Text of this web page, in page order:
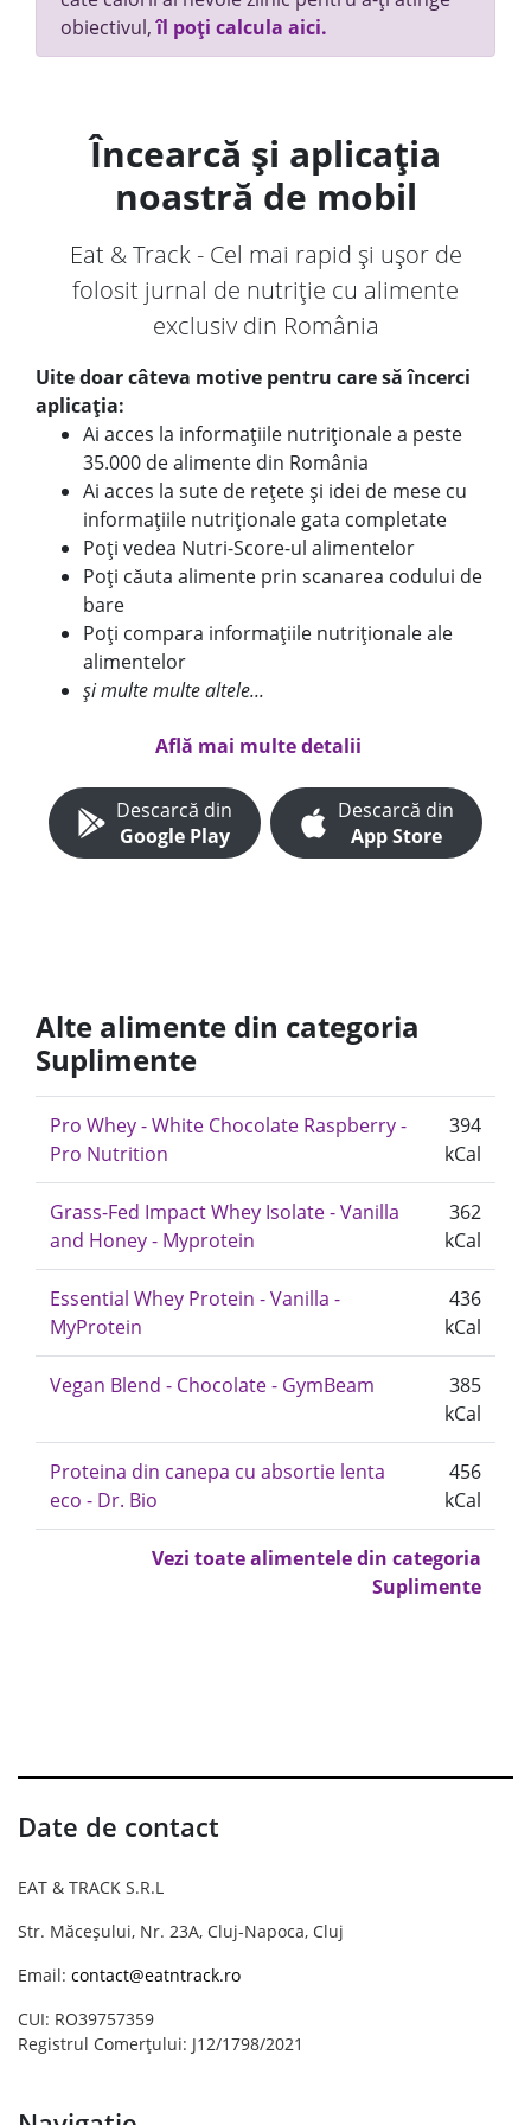
obiectivul,îl poți calcula aici.
Încearcă și aplicația
noastră de mobil
Eat & Track - Cel mai rapid și ușor de
folosit jurnal de nutriție cu alimente
exclusiv din România
Uite doar câteva motive pentru care să încerci
aplicația:
Ai acces la informațiile nutriționale a peste
35.000 de alimente din România
Ai acces la sute de rețete și idei de mese cu
informațiile nutriționale gata completate
Poți vedea Nutri-Score-ul alimentelor
Poți căuta alimente prin scanarea codului de
bare
Poți compara informațiile nutriționale ale
alimentelor
și multe multe altele...
Află mai multe detalii
Descarcă din
Google Play
Descarcă din
App Store
Alte alimente din categoria
Suplimente
Pro Whey - White Chocolate Raspberry -
Pro Nutrition
394
kCal
Grass-Fed Impact Whey Isolate - Vanilla
and Honey - Myprotein
362
kCal
Essential Whey Protein - Vanilla -
MyProtein
436
kCal
Vegan Blend - Chocolate - GymBeam
385
kCal
Proteina din canepa cu absortie lenta
eco - Dr. Bio
456
kCal
Vezi toate alimentele din categoria
Suplimente
Date de contact
EAT & TRACK S.R.L
Str. Măceșului, Nr. 23A, Cluj-Napoca, Cluj
Email: contact@eatntrack.ro
CUI: RO39757359
Registrul Comerțului: J12/1798/2021